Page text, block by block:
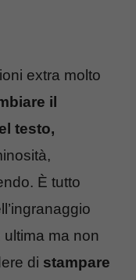
extra molto
il
testo,
È tutto
ma non
di stampare